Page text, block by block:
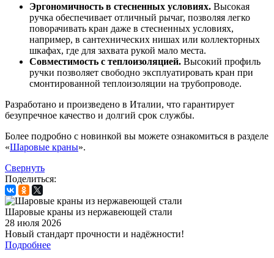
Эргономичность в стесненных условиях. Высокая
ручка обеспечивает отличный рычаг, позволяя легко
поворачивать кран даже в стесненных условиях,
например, в сантехнических нишах или коллекторных
шкафах, где для захвата рукой мало места.
Совместимость с теплоизоляцией. Высокий профиль
ручки позволяет свободно эксплуатировать кран при
смонтированной теплоизоляции на трубопроводе.
Разработано и произведено в Италии, что гарантирует
безупречное качество и долгий срок службы.
Более подробно с новинкой вы можете ознакомиться в разделе
«Шаровые краны».
Свернуть
Поделиться:
Шаровые краны из нержавеющей стали
28 июля 2026
Новый стандарт прочности и надёжности!
Подробнее